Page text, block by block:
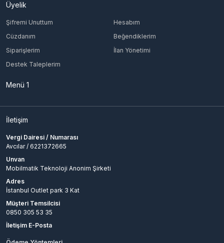
Üyelik
Şifremi Unuttum
Hesabım
Cüzdanım
Beğendiklerim
Siparişlerim
İlan Yönetimi
Destek Taleplerim
Menü 1
İletişim
Vergi Dairesi / Numarası
Avcılar / 6221372665
Unvan
Mobilmatik Teknoloji Anonim Şirketi
Adres
İstanbul Outlet park 3 Kat
Müşteri Temsilcisi
0850 305 53 35
İletişim E-Posta